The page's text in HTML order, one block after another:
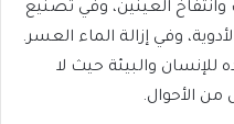
العينين، وفي تصنيع
وفي إزالة الماء العسر.
للإنسان والبيئة حيث لا
من الأحوال.